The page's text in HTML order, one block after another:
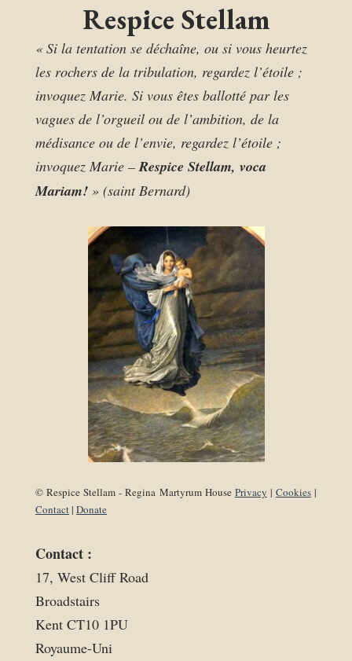
Respice Stellam
« Si la tentation se déchaîne, ou si vous heurtez
les rochers de la tribulation, regardez l’étoile ;
invoquez Marie. Si vous êtes ballotté par les
vagues de l’orgueil ou de l’ambition, de la
médisance ou de l’envie, regardez l’étoile ;
invoquez Marie –Respice Stellam, voca
Mariam! » (saint Bernard)
© Respice Stellam - Regina Martyrum House Privacy | Cookies|
Contact| Donate
Contact :
17, West Cliff Road
Broadstairs
Kent CT10 1PU
Royaume-Uni